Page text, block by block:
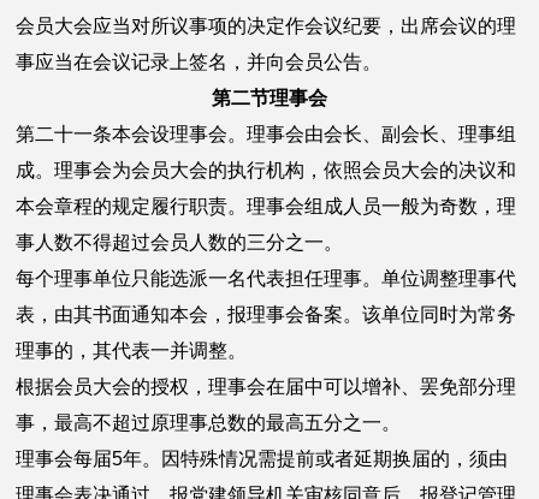
会员大会应当对所议事项的决定作会议纪要，出席会议的理
事应当在会议记录上签名，并向会员公告。
第二节理事会
第二十一条本会设理事会。理事会由会长、副会长、理事组
成。理事会为会员大会的执行机构，依照会员大会的决议和
本会章程的规定履行职责。理事会组成人员一般为奇数，理
事人数不得超过会员人数的三分之一。
每个理事单位只能选派一名代表担任理事。单位调整理事代
表，由其书面通知本会，报理事会备案。该单位同时为常务
理事的，其代表一并调整。
根据会员大会的授权，理事会在届中可以增补、罢免部分理
事，最高不超过原理事总数的最高五分之一。
理事会每届5年。因特殊情况需提前或者延期换届的，须由
理事会表决通过，报党建领导机关审核同意后，报登记管理